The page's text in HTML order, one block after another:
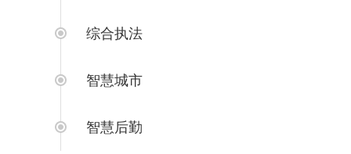
综合执法
智慧城市
智慧后勤